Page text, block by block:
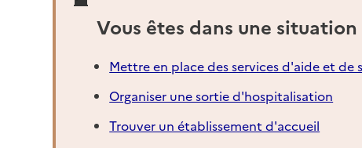
Vous êtes dans une situation
Mettre en place des services d'aide et de
Organiser une sortie d'hospitalisation
Trouver un établissement d'accueil